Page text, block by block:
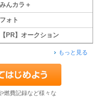
みんカラ＋
フォト
【PR】オークション
もっと見る
燃費記録など様々な